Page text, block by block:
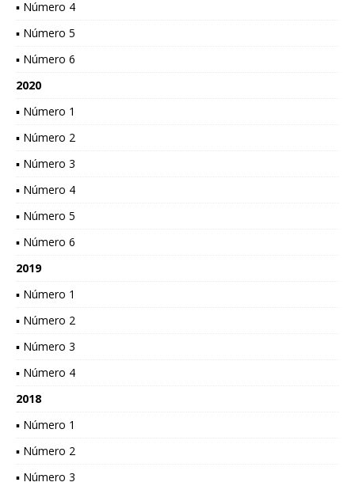
▪ Número 4
▪ Número 5
▪ Número 6
2020
▪ Número 1
▪ Número 2
▪ Número 3
▪ Número 4
▪ Número 5
▪ Número 6
2019
▪ Número 1
▪ Número 2
▪ Número 3
▪ Número 4
2018
▪ Número 1
▪ Número 2
▪ Número 3